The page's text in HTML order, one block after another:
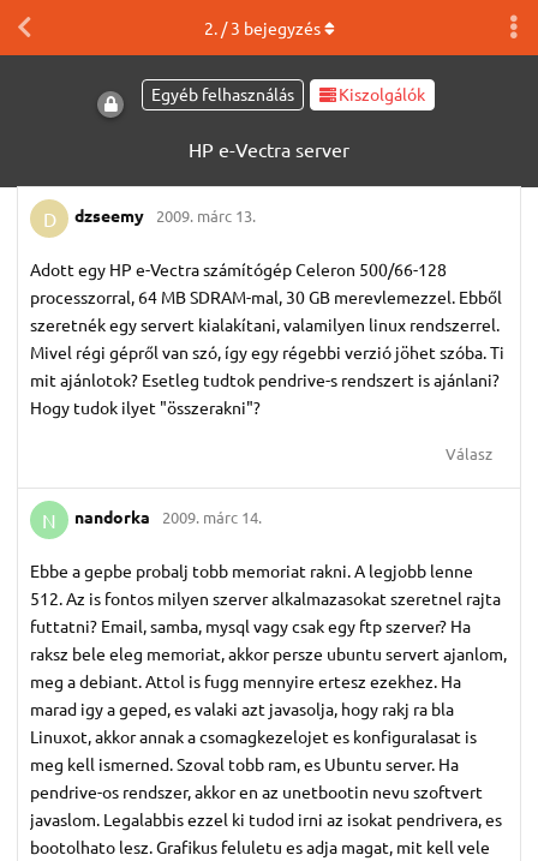
Egyéb felhasználás Kiszolgálók
HP e-Vectra server
2. /3 bejegyzés
D dzseemy 2009. márc 13.
Adott egy HP e-Vectra számítógép Celeron 500/66-128
processzorral, 64 MB SDRAM-mal, 30 GB merevlemezzel. Ebből
szeretnék egy servert kialakítani, valamilyen linux rendszerrel.
Mivel régi gépről van szó, így egy régebbi verzió jöhet szóba. Ti
mit ajánlotok? Esetleg tudtok pendrive-s rendszert is ajánlani?
Hogy tudok ilyet "összerakni"?
Válasz
N nandorka 2009. márc 14.
Ebbe a gepbe probalj tobb memoriat rakni. A legjobb lenne
512. Az is fontos milyen szerver alkalmazasokat szeretnel rajta
futtatni? Email, samba, mysql vagy csak egy ftp szerver? Ha
raksz bele eleg memoriat, akkor persze ubuntu servert ajanlom,
meg a debiant. Attol is fugg mennyire ertesz ezekhez. Ha
marad igy a geped, es valaki azt javasolja, hogy rakj ra bla
Linuxot, akkor annak a csomagkezelojet es konfiguralasat is
meg kell ismerned. Szoval tobb ram, es Ubuntu server. Ha
pendrive-os rendszer, akkor en az unetbootin nevu szoftvert
javaslom. Legalabbis ezzel ki tudod irni az isokat pendrivera, es
bootolhato lesz. Grafikus feluletu es adja magat, mit kell vele